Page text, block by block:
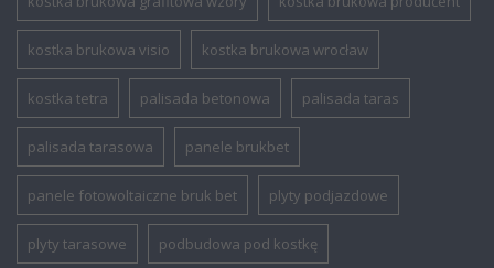
kostka brukowa visio kostka brukowa wrocław
kostka tetra palisada betonowa palisada taras
palisada tarasowa panele brukbet
panele fotowoltaiczne bruk bet plyty podjazdowe
plyty tarasowe podbudowa pod kostkę